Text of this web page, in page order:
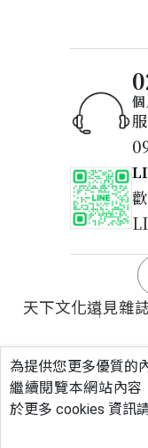
天下文化遠見雜
Copyright ©
司
為提供您更多優質的
繼續閱覽本網站內容
於更多 cookies 資訊